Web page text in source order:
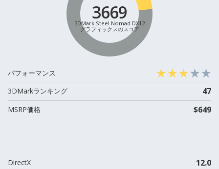
3669
3DMark Steel Nomad DX12
グラフィックスのスコア
パフォーマンス
3DMarkランキング
47
MSRP価格 $649
DirectX 12.0